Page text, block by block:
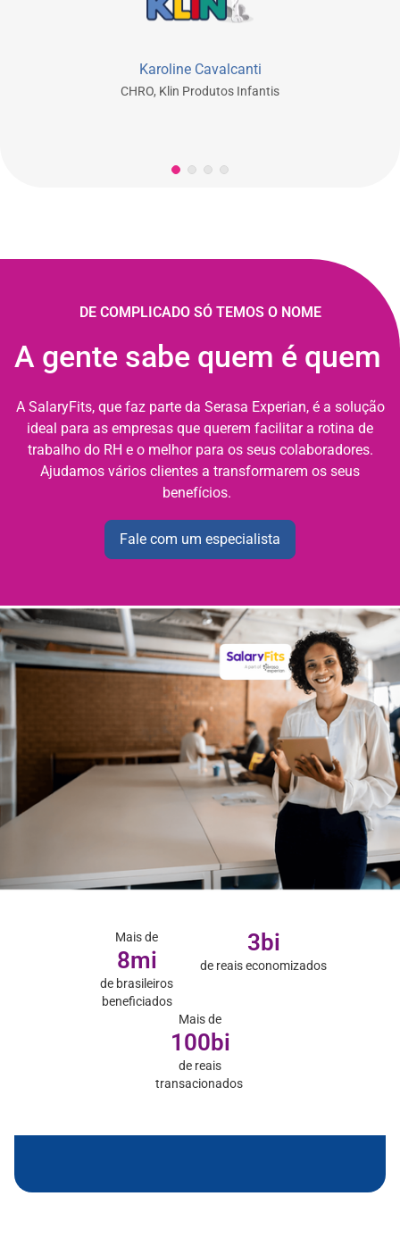
Karoline Cavalcanti
CHRO, Klin Produtos Infantis
DE COMPLICADO SÓ TEMOS O NOME
A gente sabe quem é quem
A SalaryFits, que faz parte da Serasa Experian, é a solução
ideal para as empresas que querem facilitar a rotina de
trabalho do RH e o melhor para os seus colaboradores.
Ajudamos vários clientes a transformarem os seus
benefícios.
Fale com um especialista
Mais de
8mi
de brasileiros
beneficiados
3bi
de reais economizados
Mais de
100bi
de reais
transacionados